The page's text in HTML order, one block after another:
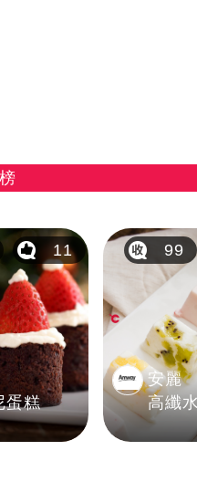
蛋糕
11
安麗
高纖
99